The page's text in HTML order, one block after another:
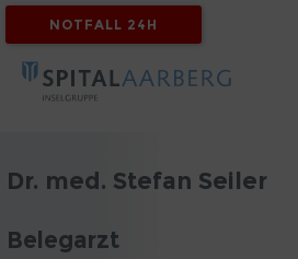
NOTFALL 24H
Dr. med. Stefan Seiler
Belegarzt